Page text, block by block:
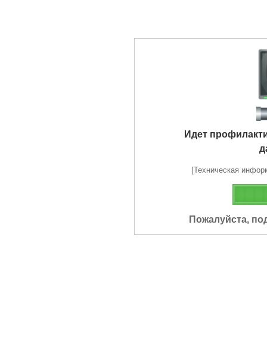
Идет
[Техническая
Пожалуйста,